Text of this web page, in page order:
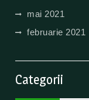
mai 2021
februarie 2021
Categorii